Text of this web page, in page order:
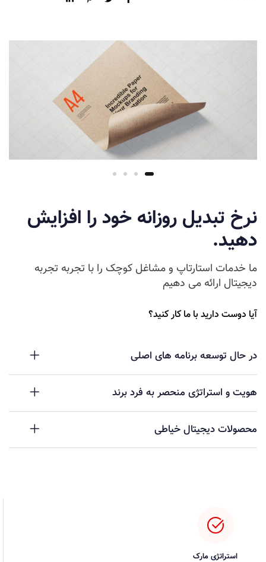
نرخ تبدیل روزانه خود را افزایش
دهید.
ما خدمات استارتاپ و مشاغل کوچک را با تجربه تجربه
دیجیتال ارائه می دهیم
آیا دوست دارید با ما کار کنید؟
در حال توسعه برنامه های اصلی
هویت و استراتژی منحصر به فرد برند
محصولات دیجیتال خیاطی
استراتژی مارک